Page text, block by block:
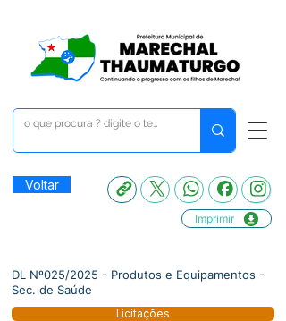
Voltar
Imprimir
DL Nº025/2025 - Produtos e Equipamentos -
Sec. de Saúde
Licitações